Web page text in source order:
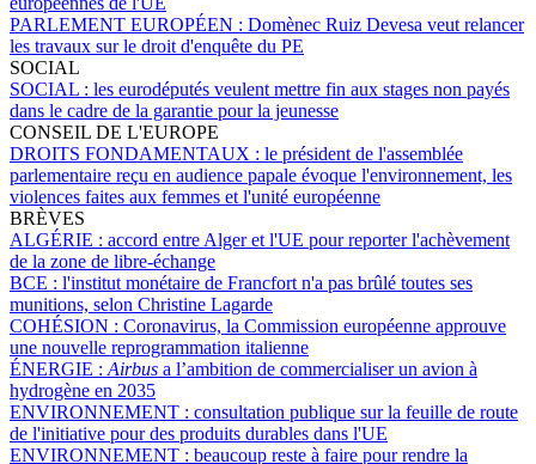
PARLEMENT EUROPÉEN : Domènec Ruiz Devesa veut relancer
les travaux sur le droit d'enquête du PE
SOCIAL
SOCIAL : les eurodéputés veulent mettre fin aux stages non payés
dans le cadre de la garantie pour la jeunesse
CONSEIL DE L'EUROPE
DROITS FONDAMENTAUX : le président de l'assemblée
parlementaire reçu en audience papale évoque l'environnement, les
violences faites aux femmes et l'unité européenne
BRÈVES
ALGÉRIE : accord entre Alger et l'UE pour reporter l'achèvement
de la zone de libre-échange
BCE : l'institut monétaire de Francfort n'a pas brûlé toutes ses
munitions, selon Christine Lagarde
COHÉSION : Coronavirus, la Commission européenne approuve
une nouvelle reprogrammation italienne
ÉNERGIE : Airbus a l’ambition de commercialiser un avion à
hydrogène en 2035
ENVIRONNEMENT : consultation publique sur la feuille de route
de l'initiative pour des produits durables dans l'UE
ENVIRONNEMENT : beaucoup reste à faire pour rendre la